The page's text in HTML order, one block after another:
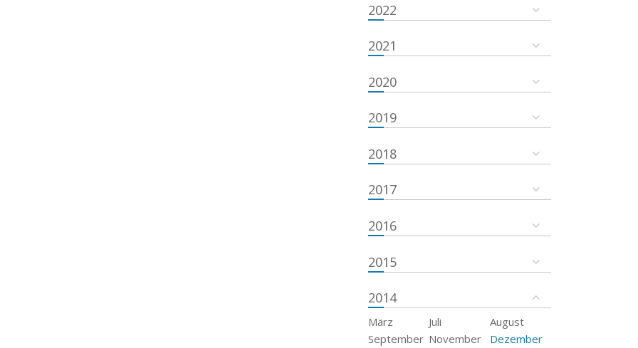
2022
2021
2020
2019
2018
2017
2016
2015
2014
März Juli
August
September November Dezember